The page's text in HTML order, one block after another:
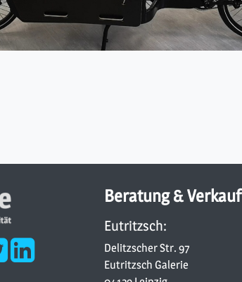
Beratung & Verkauf
Eutritzsch:
Delitzscher Str. 97
Eutritzsch Galerie